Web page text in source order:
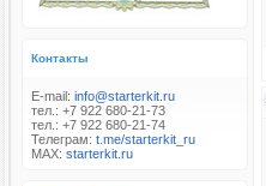
Контакты
E-mail: info@starterkit.ru
тел.: +7 922 680-21-73
тел.: +7 922 680-21-74
Телеграм: t.me/starterkit_ru
MAX: starterkit.ru